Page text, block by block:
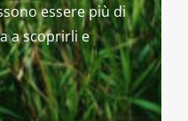
essere più di
a scoprirli e